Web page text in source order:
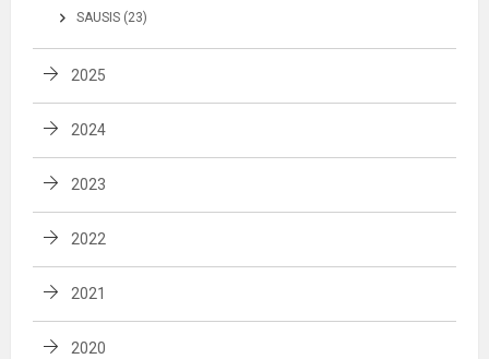
SAUSIS (23)
2025
2024
2023
2022
2021
2020